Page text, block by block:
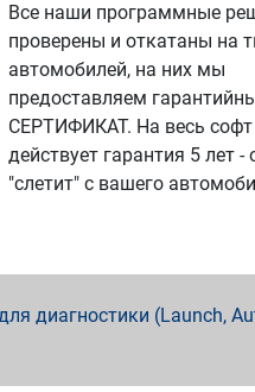
Все наши программные
проверены и откатаны на
автомобилей, на них мы
предоставляем
СЕРТИФИКАТ. На весь софт
действует гарантия 5 лет -
"слетит" с вашего
диагностики (Launch,